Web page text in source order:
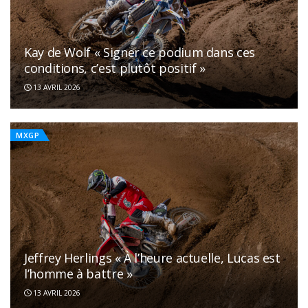
Kay de Wolf « Signer ce podium dans ces
conditions, c’est plutôt positif »
13 AVRIL 2026
MXGP
Jeffrey Herlings « À l’heure actuelle, Lucas est
l’homme à battre »
13 AVRIL 2026